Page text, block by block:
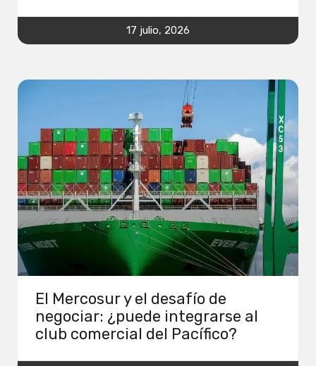
17 julio, 2026
El Mercosur y el desafío de
negociar: ¿puede integrarse al
club comercial del Pacífico?